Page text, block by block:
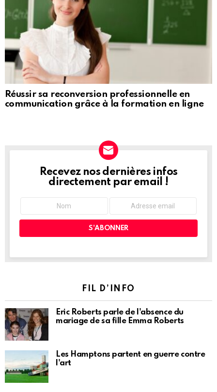
Réussir sa reconversion professionnelle en
communication grâce à la formation en ligne
NEWSLETTER
Recevez nos dernières infos
directement par email !
FIL D’INFO
Eric Roberts parle de l'absence du
mariage de sa fille Emma Roberts
Les Hamptons partent en guerre contre
l'art